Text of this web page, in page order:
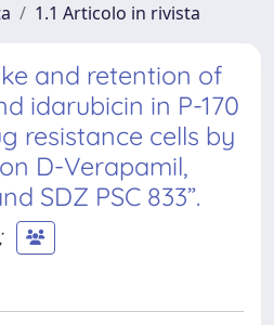
1.1 Articolo in rivista
and retention of
idarubicin in P-170
resistance cells by
D-Verapamil,
SDZ PSC 833”.